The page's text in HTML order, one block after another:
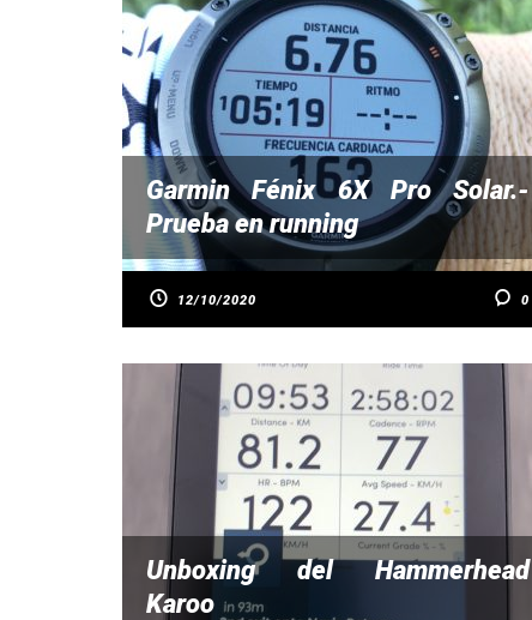
Garmin Fénix 6X Pro Solar.-
Prueba en running
12/10/2020 0
Unboxing del Hammerhead
Karoo